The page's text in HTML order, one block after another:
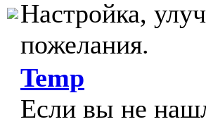
Настройка,
пожелания.
Temp
Если вы не